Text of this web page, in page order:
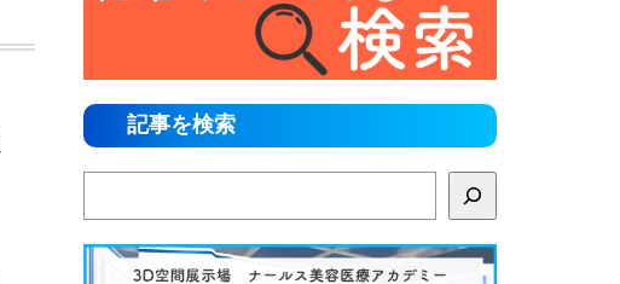
記事を検索